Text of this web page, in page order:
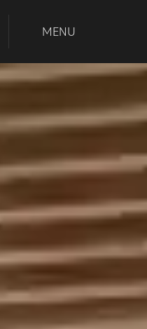
MENU